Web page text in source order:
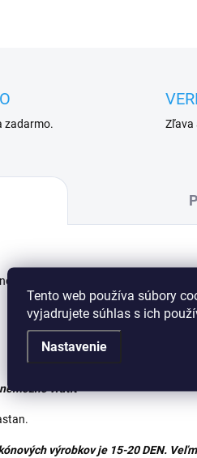
Tento web používa súbory
vyjadrujete súhlas s ich
Nastavenie
zadarmo. Zľava
vrátiť
výrobkov je 15-20 DEN.